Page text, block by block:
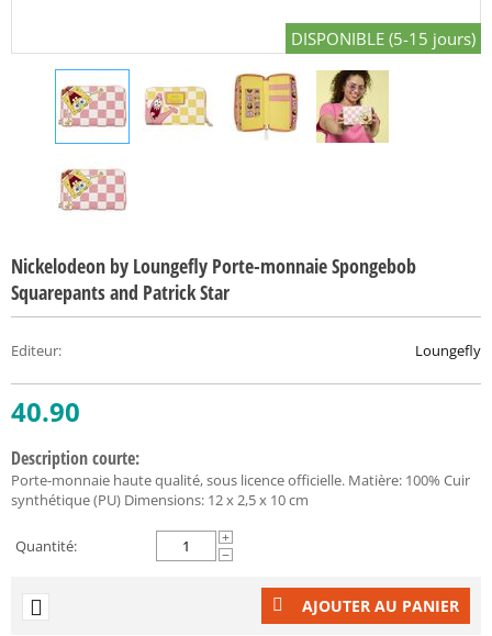
DISPONIBLE (5-15 jours)
Nickelodeon by Loungefly Porte-monnaie Spongebob
Squarepants and Patrick Star
Editeur: Loungefly
40.90
Description courte:
Porte-monnaie haute qualité, sous licence officielle. Matière: 100% Cuir
synthétique (PU) Dimensions: 12 x 2,5 x 10 cm
Quantité:
+
−
AJOUTER AU PANIER